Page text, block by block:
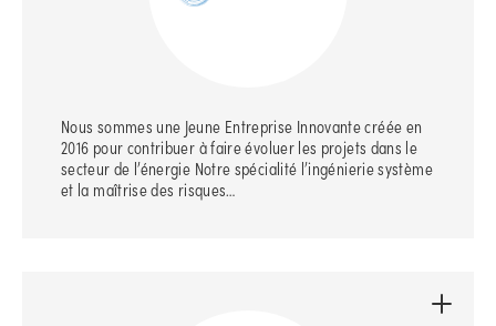
Nous sommes une Jeune Entreprise Innovante créée en
2016 pour contribuer à faire évoluer les projets dans le
secteur de l’énergie Notre spécialité l’ingénierie système
et la maîtrise des risques…